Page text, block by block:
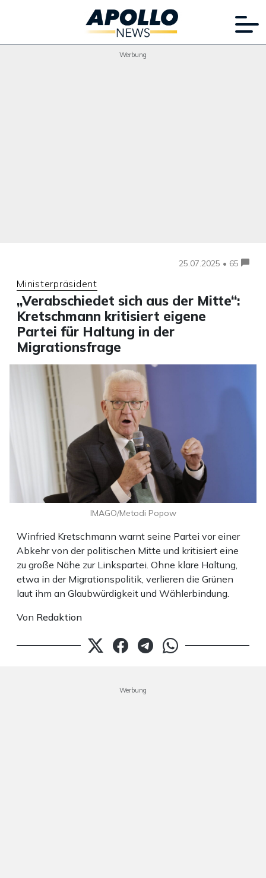
Werbung
25.07.2025 • 65
Ministerpräsident
„Verabschiedet sich aus der Mitte“:
Kretschmann kritisiert eigene
Partei für Haltung in der
Migrationsfrage
Winfried Kretschmann warnt seine Partei vor einer
Abkehr von der politischen Mitte und kritisiert eine
zu große Nähe zur Linkspartei. Ohne klare Haltung,
etwa in der Migrationspolitik, verlieren die Grünen
laut ihm an Glaubwürdigkeit und Wählerbindung.
Von Redaktion
IMAGO/Metodi Popow
Werbung